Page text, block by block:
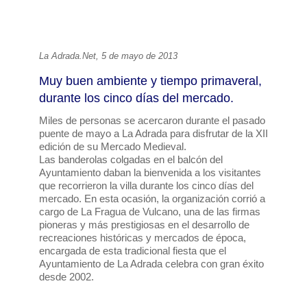
La Adrada.Net, 5 de mayo de 2013
Muy buen ambiente y tiempo primaveral,
durante los cinco días del mercado.
Miles de personas se acercaron durante el pasado
puente de mayo a La Adrada para disfrutar de la XII
edición de su Mercado Medieval.
Las banderolas colgadas en el balcón del
Ayuntamiento daban la bienvenida a los visitantes
que recorrieron la villa durante los cinco días del
mercado. En esta ocasión, la organización corrió a
cargo de La Fragua de Vulcano, una de las firmas
pioneras y más prestigiosas en el desarrollo de
recreaciones históricas y mercados de época,
encargada de esta tradicional fiesta que el
Ayuntamiento de La Adrada celebra con gran éxito
desde 2002.